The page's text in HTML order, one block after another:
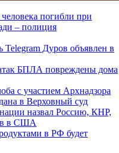
погибли при
– полиция
Telegram Дуров объявлен в
БПЛА повреждены дома
с участием Архнадзора
в Верховный суд
назвал Россию, КНР,
в США
в РФ будет